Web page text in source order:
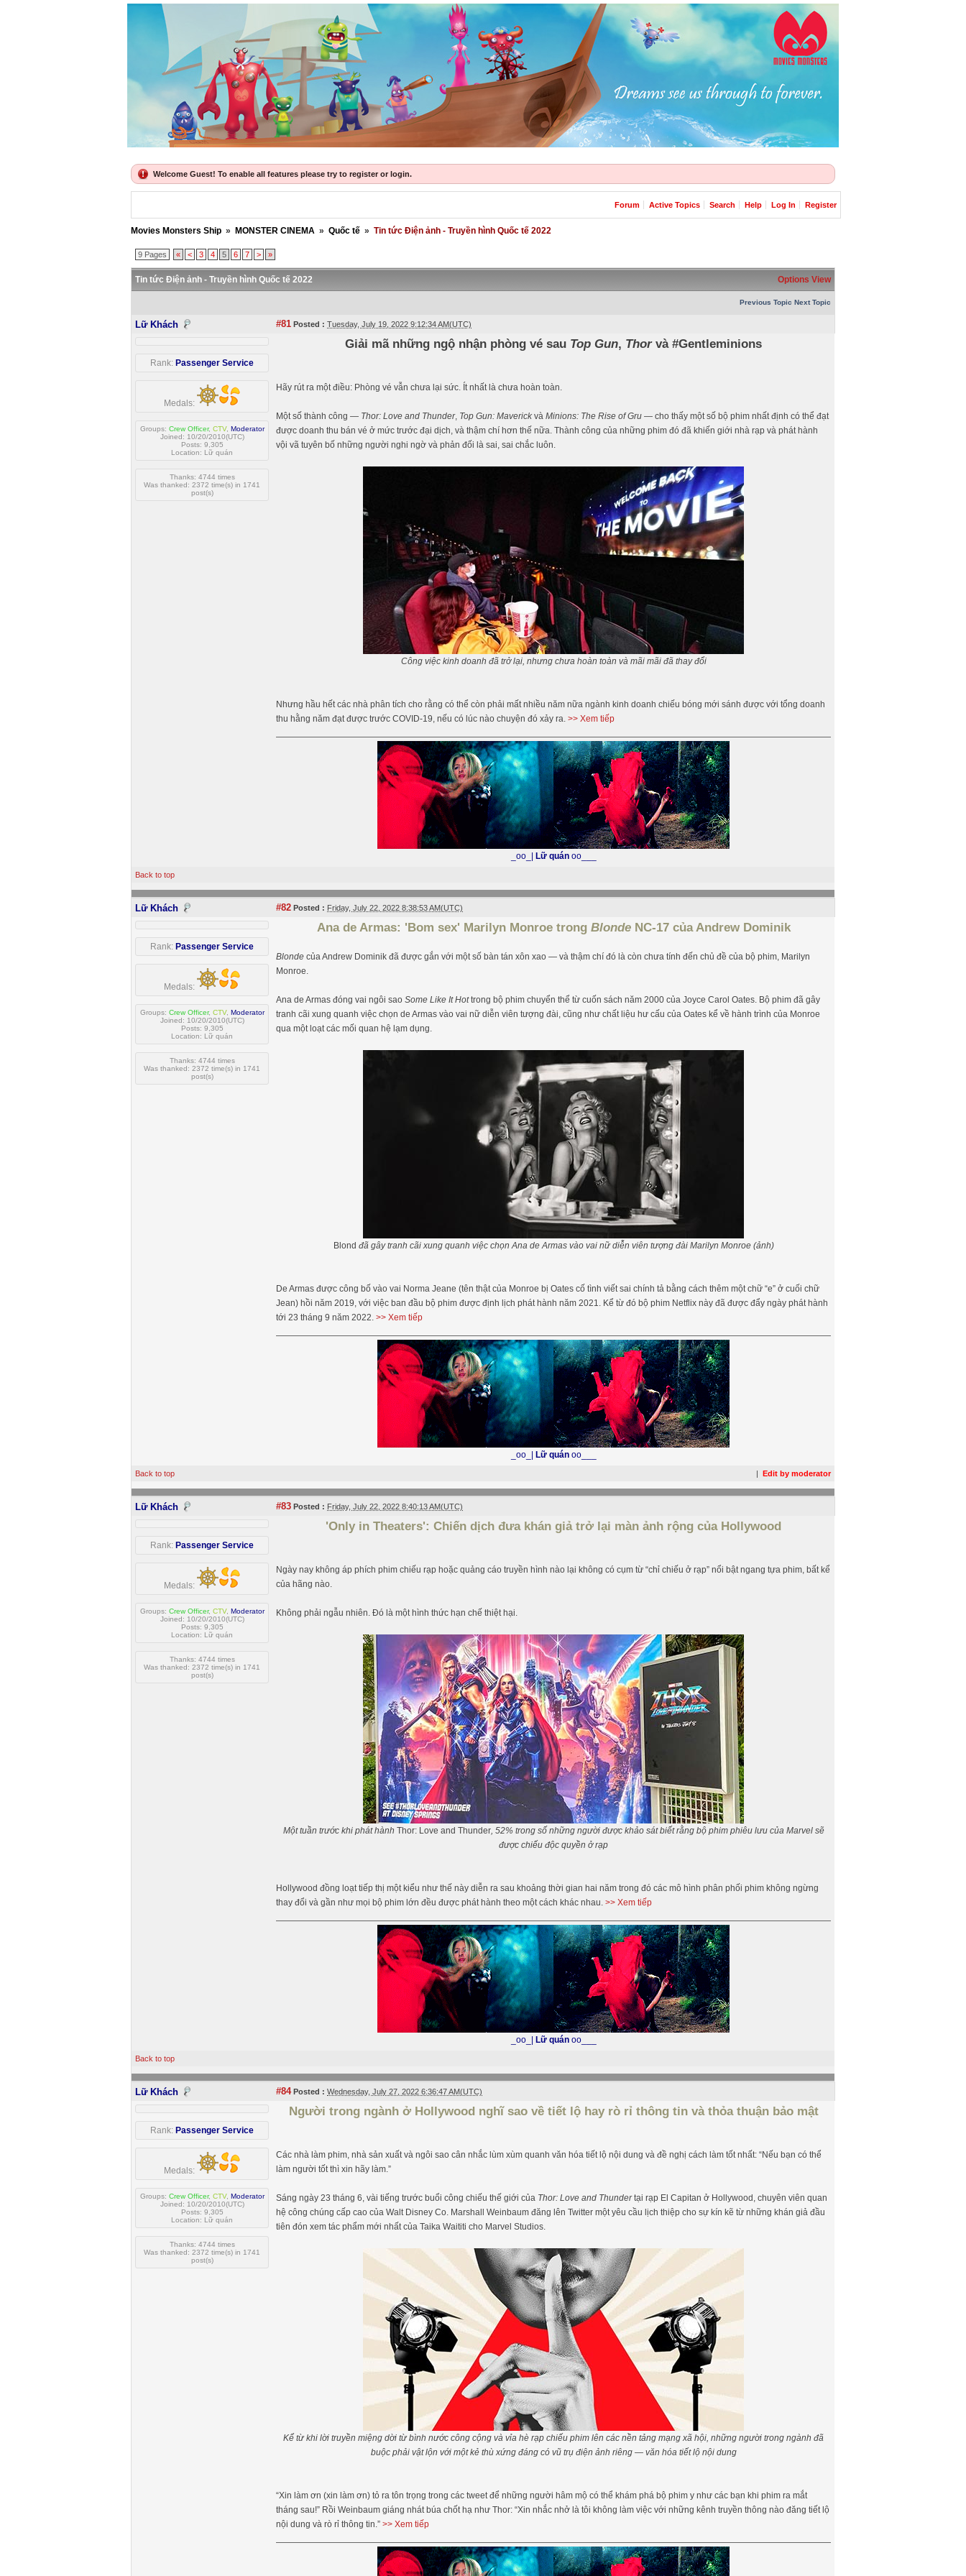
Welcome Guest! To enable all features please try to register or login.
Forum Active Topics Search Help Log In Register
Movies Monsters Ship » MONSTER CINEMA » Quốc tế » Tin tức Điện ảnh - Truyền hình Quốc tế 2022
9 Pages « < 3 4 5 6 7 > »
Tin tức Điện ảnh - Truyền hình Quốc tế 2022 Options View
Previous Topic Next Topic
Lữ Khách #81 Posted : Tuesday, July 19, 2022 9:12:34 AM(UTC)
Rank: Passenger Service
Medals:
Groups: Crew Officer, CTV, Moderator
Joined: 10/20/2010(UTC)
Posts: 9,305
Location: Lữ quán
Thanks: 4744 times
Was thanked: 2372 time(s) in 1741
post(s)
Giải mã những ngộ nhận phòng vé sau Top Gun, Thor và #Gentleminions
Hãy rút ra một điều: Phòng vé vẫn chưa lại sức. Ít nhất là chưa hoàn toàn.
Một số thành công — Thor: Love and Thunder, Top Gun: Maverick và Minions: The Rise of Gru — cho thấy một số bộ phim nhất định có thể đạt
được doanh thu bán vé ở mức trước đại dịch, và thậm chí hơn thế nữa. Thành công của những phim đó đã khiến giới nhà rạp và phát hành
vội vã tuyên bố những người nghi ngờ và phản đối là sai, sai chắc luôn.
Công việc kinh doanh đã trở lại, nhưng chưa hoàn toàn và mãi mãi đã thay đổi
Nhưng hầu hết các nhà phân tích cho rằng có thể còn phải mất nhiều năm nữa ngành kinh doanh chiếu bóng mới sánh được với tổng doanh
thu hằng năm đạt được trước COVID-19, nếu có lúc nào chuyện đó xảy ra. >> Xem tiếp
_oo_| Lữ quán oo___
Back to top
Lữ Khách #82 Posted : Friday, July 22, 2022 8:38:53 AM(UTC)
Rank: Passenger Service
Medals:
Groups: Crew Officer, CTV, Moderator
Joined: 10/20/2010(UTC)
Posts: 9,305
Location: Lữ quán
Thanks: 4744 times
Was thanked: 2372 time(s) in 1741
post(s)
Ana de Armas: 'Bom sex' Marilyn Monroe trong Blonde NC-17 của Andrew Dominik
Blonde của Andrew Dominik đã được gắn với một số bàn tán xôn xao — và thậm chí đó là còn chưa tính đến chủ đề của bộ phim, Marilyn
Monroe.
Ana de Armas đóng vai ngôi sao Some Like It Hottrong bộ phim chuyển thể từ cuốn sách năm 2000 của Joyce Carol Oates. Bộ phim đã gây
tranh cãi xung quanh việc chọn de Armas vào vai nữ diễn viên tượng đài, cũng như chất liệu hư cấu của Oates kể về hành trình của Monroe
qua một loạt các mối quan hệ lạm dụng.
Blond đã gây tranh cãi xung quanh việc chọn Ana de Armas vào vai nữ diễn viên tượng đài Marilyn Monroe (ảnh)
De Armas được công bố vào vai Norma Jeane (tên thật của Monroe bị Oates cố tình viết sai chính tả bằng cách thêm một chữ “e” ở cuối chữ
Jean) hồi năm 2019, với việc ban đầu bộ phim được định lịch phát hành năm 2021. Kể từ đó bộ phim Netflix này đã được đẩy ngày phát hành
tới 23 tháng 9 năm 2022. >> Xem tiếp
_oo_| Lữ quán oo___
Back to top | Edit by moderator
Lữ Khách #83 Posted : Friday, July 22, 2022 8:40:13 AM(UTC)
Rank: Passenger Service
Medals:
Groups: Crew Officer, CTV, Moderator
Joined: 10/20/2010(UTC)
Posts: 9,305
Location: Lữ quán
Thanks: 4744 times
Was thanked: 2372 time(s) in 1741
post(s)
'Only in Theaters': Chiến dịch đưa khán giả trở lại màn ảnh rộng của Hollywood
Ngày nay không áp phích phim chiếu rạp hoặc quảng cáo truyền hình nào lại không có cụm từ “chỉ chiếu ở rạp” nổi bật ngang tựa phim, bất kể
của hãng nào.
Không phải ngẫu nhiên. Đó là một hình thức hạn chế thiệt hại.
Một tuần trước khi phát hành Thor: Love and Thunder, 52% trong số những người được khảo sát biết rằng bộ phim phiêu lưu của Marvel sẽ
được chiếu độc quyền ở rạp
Hollywood đồng loạt tiếp thị một kiểu như thế này diễn ra sau khoảng thời gian hai năm trong đó các mô hình phân phối phim không ngừng
thay đổi và gần như mọi bộ phim lớn đều được phát hành theo một cách khác nhau. >> Xem tiếp
_oo_| Lữ quán oo___
Back to top
Lữ Khách #84Posted : Wednesday, July 27, 2022 6:36:47 AM(UTC)
Rank: Passenger Service
Medals:
Groups: Crew Officer, CTV, Moderator
Joined: 10/20/2010(UTC)
Posts: 9,305
Location: Lữ quán
Thanks: 4744 times
Was thanked: 2372 time(s) in 1741
post(s)
Người trong ngành ở Hollywood nghĩ sao về tiết lộ hay rò rỉ thông tin và thỏa thuận bảo mật
Các nhà làm phim, nhà sản xuất và ngôi sao cân nhắc lùm xùm quanh văn hóa tiết lộ nội dung và đề nghị cách làm tốt nhất: “Nếu bạn có thể
làm người tốt thì xin hãy làm.”
Sáng ngày 23 tháng 6, vài tiếng trước buổi công chiếu thế giới của Thor: Love and Thundertại rạp El Capitan ở Hollywood, chuyên viên quan
hệ công chúng cấp cao của Walt Disney Co. Marshall Weinbaum đăng lên Twitter một yêu cầu lịch thiệp cho sự kín kẽ từ những khán giả đầu
tiên đón xem tác phẩm mới nhất của Taika Waititi cho Marvel Studios.
Kể từ khi lời truyền miệng dời từ bình nước công cộng và vỉa hè rạp chiếu phim lên các nền tảng mạng xã hội, những người trong ngành đã
buộc phải vật lộn với một kẻ thù xứng đáng có vũ trụ điện ảnh riêng — văn hóa tiết lộ nội dung
“Xin làm ơn (xin làm ơn) tỏ ra tôn trọng trong các tweet để những người hâm mộ có thể khám phá bộ phim y như các bạn khi phim ra mắt
tháng sau!” Rồi Weinbaum giáng nhát búa chốt hạ như Thor: “Xin nhắc nhở là tôi không làm việc với những kênh truyền thông nào đăng tiết lộ
nội dung và rò rỉ thông tin.” >> Xem tiếp